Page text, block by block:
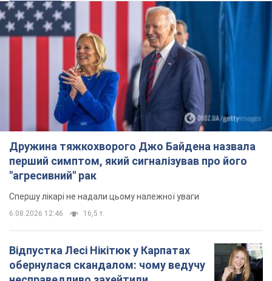
Дружина тяжкохворого Джо Байдена назвала
перший симптом, який сигналізував про його
"агресивний" рак
Спершу лікарі не надали цьому належної уваги
6.08.2026 12:46 16,5 т.
Відпустка Лесі Нікітюк у Карпатах
обернулася скандалом: чому ведучу